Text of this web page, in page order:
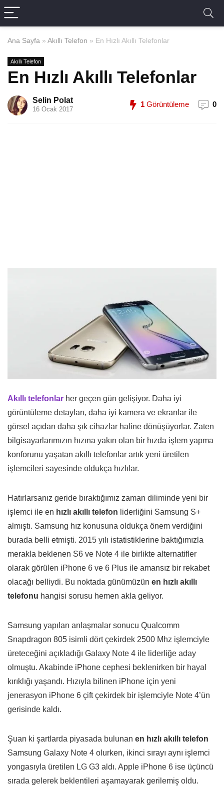
Ana Sayfa » Akıllı Telefon » En Hızlı Akıllı Telefonlar
Akıllı Telefon
En Hızlı Akıllı Telefonlar
Selin Polat
16 Ocak 2017
1 Görüntüleme 0
Akıllı telefonlar her geçen gün gelişiyor. Daha iyi
görüntüleme detayları, daha iyi kamera ve ekranlar ile
görsel açıdan daha şık cihazlar haline dönüşüyorlar. Zaten
bilgisayarlarımızın hızına yakın olan bir hızda işlem yapma
konforunu yaşatan akıllı telefonlar artık yeni üretilen
işlemcileri sayesinde oldukça hızlılar.
Hatırlarsanız geride bıraktığımız zaman diliminde yeni bir
işlemci ile en hızlı akıllı telefon liderliğini Samsung S+
almıştı. Samsung hız konusuna oldukça önem verdiğini
burada belli etmişti. 2015 yılı istatistiklerine baktığımızla
merakla beklenen S6 ve Note 4 ile birlikte alternatifler
olarak görülen iPhone 6 ve 6 Plus ile amansız bir rekabet
olacağı belliydi. Bu noktada günümüzün en hızlı akıllı
telefonu hangisi sorusu hemen akla geliyor.
Samsung yapılan anlaşmalar sonucu Qualcomm
Snapdragon 805 isimli dört çekirdek 2500 Mhz işlemciyle
üreteceğini açıkladığı Galaxy Note 4 ile liderliğe aday
olmuştu. Akabinde iPhone cephesi beklenirken bir hayal
kırıklığı yaşandı. Hızıyla bilinen iPhone için yeni
jenerasyon iPhone 6 çift çekirdek bir işlemciyle Note 4’ün
gerisinde kaldı.
Şuan ki şartlarda piyasada bulunan en hızlı akıllı telefon
Samsung Galaxy Note 4 olurken, ikinci sırayı aynı işlemci
yongasıyla üretilen LG G3 aldı. Apple iPhone 6 ise üçüncü
sırada gelerek beklentileri aşamayarak gerilemiş oldu.